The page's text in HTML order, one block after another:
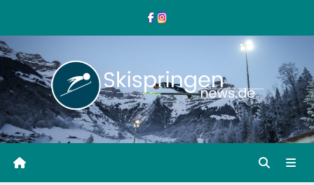
springen